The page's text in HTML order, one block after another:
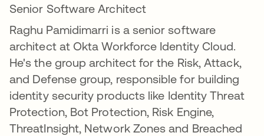
Senior Software Architect
Raghu Pamidimarri is a senior software
architect at Okta Workforce Identity Cloud.
He's the group architect for the Risk, Attack,
and Defense group, responsible for building
identity security products like Identity Threat
Protection, Bot Protection, Risk Engine,
ThreatInsight, Network Zones and Breached